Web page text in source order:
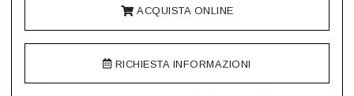
ACQUISTA ONLINE
RICHIESTA INFORMAZIONI